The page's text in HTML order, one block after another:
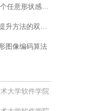
兴趣区域编码框架
双自适应小波变换
图像编码算法
大学软件学院